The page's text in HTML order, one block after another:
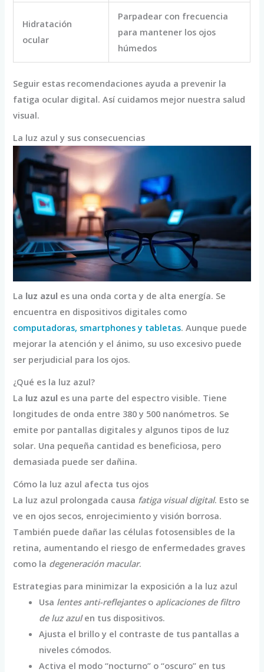
Hidratación
ocular
Parpadear con frecuencia
para mantener los ojos
húmedos
Seguir estas recomendaciones ayuda a prevenir la
fatiga ocular digital. Así cuidamos mejor nuestra salud
visual.
La luz azul y sus consecuencias
La luz azul es una onda corta y de alta energía. Se
encuentra en dispositivos digitales como
computadoras, smartphones y tabletas. Aunque puede
mejorar la atención y el ánimo, su uso excesivo puede
ser perjudicial para los ojos.
¿Qué es la luz azul?
La luz azul es una parte del espectro visible. Tiene
longitudes de onda entre 380 y 500 nanómetros. Se
emite por pantallas digitales y algunos tipos de luz
solar. Una pequeña cantidad es beneficiosa, pero
demasiada puede ser dañina.
Cómo la luz azul afecta tus ojos
La luz azul prolongada causa fatiga visual digital. Esto se
ve en ojos secos, enrojecimiento y visión borrosa.
También puede dañar las células fotosensibles de la
retina, aumentando el riesgo de enfermedades graves
como la degeneración macular.
Estrategias para minimizar la exposición a la luz azul
Usa lentes anti-reflejanteso aplicaciones de filtro
de luz azulen tus dispositivos.
Ajusta el brillo y el contraste de tus pantallas a
niveles cómodos.
Activa el modo “nocturno” o “oscuro” en tus